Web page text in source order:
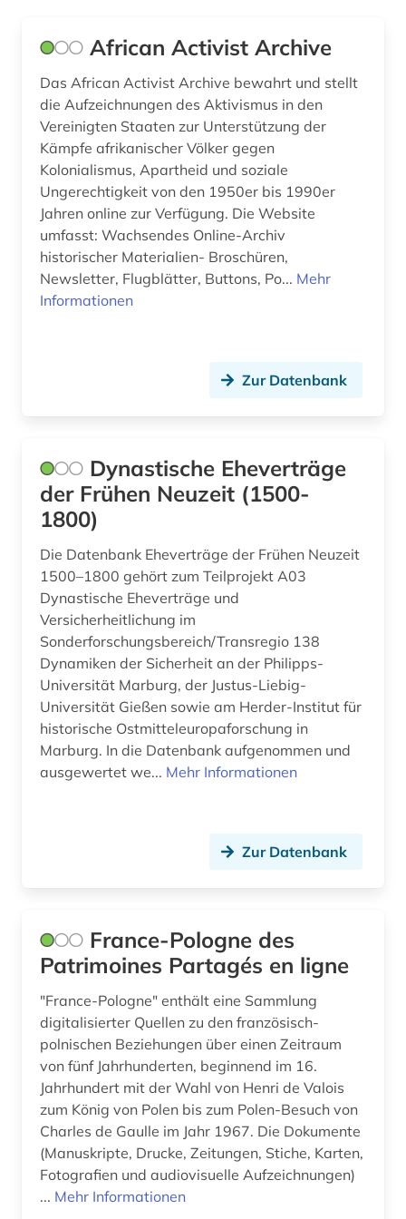
afrikastudien (2)
afrikawissenschaften (3)
afro-amerikanische frauen (1)
afro-amerikanische geschichte (1)
afroamerikaner (2)
agder (1)
agence france-presse (1)
akte (2)
aktiengesellschaft (1)
albert (1)
albrecht (1)
alexander von humboldt (3)
alfred escher (1)
algerien (1)
alltagskultur (4)
altbestand (2)
altdänisch (1)
alte drucke (1)
alte geschichte (9)
alte landesschule korbach (1)
Estland (13)
Europa (83)
Finnland (42)
Frankreich (64)
GUS (5)
Gibraltar (1)
Hessen (18)
Island (25)
Israel (35)
Italien (37)
Japan (8)
Jugoslawien (9)
Kanada (22)
Korea (3)
Makedonien (6)
Malta (1)
Mecklenburg-Vorpommern (11)
Mittelamerika (31)
Moldawien (7)
Monaco (1)
African Activist Archive
Das African Activist Archive bewahrt und stellt
die Aufzeichnungen des Aktivismus in den
Vereinigten Staaten zur Unterstützung der
Kämpfe afrikanischer Völker gegen
Kolonialismus, Apartheid und soziale
Ungerechtigkeit von den 1950er bis 1990er
Jahren online zur Verfügung. Die Website
umfasst: Wachsendes Online-Archiv
historischer Materialien- Broschüren,
Newsletter, Flugblätter, Buttons, Po... Mehr
Informationen
Zur Datenbank
Dynastische Eheverträge
der Frühen Neuzeit (1500-
1800)
Die Datenbank Eheverträge der Frühen Neuzeit
1500–1800 gehört zum Teilprojekt A03
Dynastische Eheverträge und
Versicherheitlichung im
Sonderforschungsbereich/Transregio 138
Dynamiken der Sicherheit an der Philipps-
Universität Marburg, der Justus-Liebig-
Universität Gießen sowie am Herder-Institut für
historische Ostmitteleuropaforschung in
Marburg. In die Datenbank aufgenommen und
ausgewertet we... Mehr Informationen
Zur Datenbank
France-Pologne des
Patrimoines Partagés en ligne
"France-Pologne" enthält eine Sammlung
digitalisierter Quellen zu den französisch-
polnischen Beziehungen über einen Zeitraum
von fünf Jahrhunderten, beginnend im 16.
Jahrhundert mit der Wahl von Henri de Valois
zum König von Polen bis zum Polen-Besuch von
Charles de Gaulle im Jahr 1967. Die Dokumente
(Manuskripte, Drucke, Zeitungen, Stiche, Karten,
Fotografien und audiovisuelle Aufzeichnungen)
... Mehr Informationen